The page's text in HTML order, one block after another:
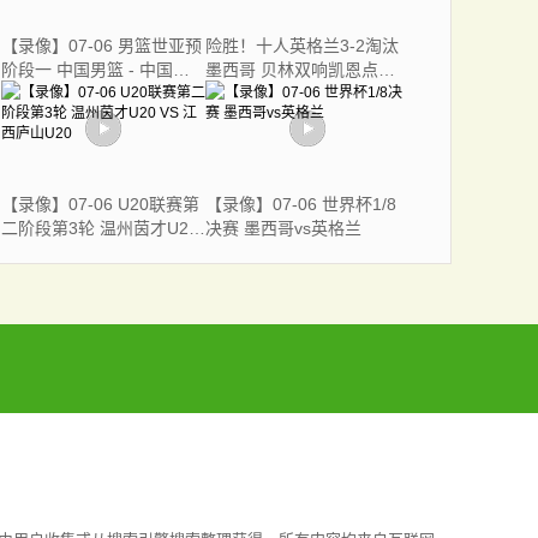
【录像】07-06 男篮世亚预
阶段一 中国男篮 - 中国台
北男篮
险胜！十人英格兰3-2淘汰
墨西哥 贝林双响凯恩点射
+送点宽萨直红
【录像】07-06 U20联赛第
二阶段第3轮 温州茵才U20
【录像】07-06 世界杯1/8
决赛 墨西哥vs英格兰